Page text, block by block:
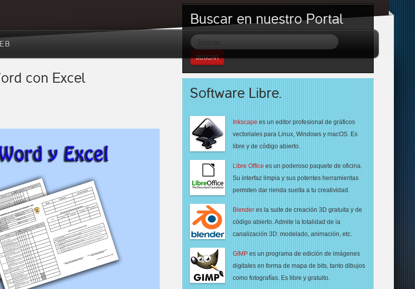
con Excel
Buscar en nuestro Portal
BUSCAR
Software Libre.
Inkscape es un editor profesional de gráficos
vectoriales para Linux, Windows y macOS. Es
libre y de código abierto.
Libre Office es un poderoso paquete de oficina.
Su interfaz limpia y sus potentes herramientas
permiten dar rienda suelta a tu creatividad.
Blender es la suite de creación 3D gratuita y de
código abierto.Admite la totalidad de la
canalización 3D: modelado, animación, etc.
GIMP es un programa de edición de imágenes
digitales en forma de mapa de bits, tanto dibujos
como fotografías. Es libre y gratuito.